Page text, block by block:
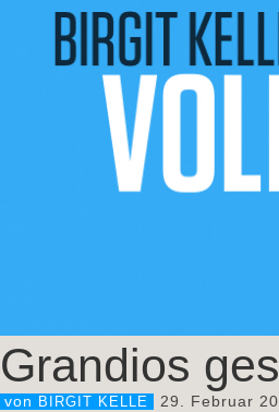
Grandios
von BIRGIT KELLE 29. Februar